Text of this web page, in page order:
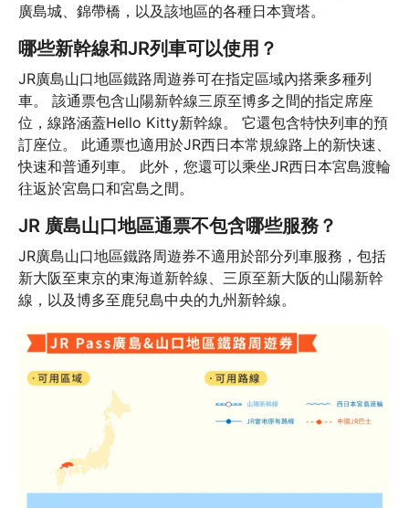
廣島城、錦帶橋，以及該地區的各種日本寶塔。
哪些新幹線和JR列車可以使用？
JR廣島山口地區鐵路周遊券可在指定區域內搭乘多種列
車。 該通票包含山陽新幹線三原至博多之間的指定席座
位，線路涵蓋Hello Kitty新幹線。 它還包含特快列車的預
訂座位。 此通票也適用於JR西日本常規線路上的新快速、
快速和普通列車。 此外，您還可以乘坐JR西日本宮島渡輪
往返於宮島口和宮島之間。
JR 廣島山口地區通票不包含哪些服務？
JR廣島山口地區鐵路周遊券不適用於部分列車服務，包括
新大阪至東京的東海道新幹線、三原至新大阪的山陽新幹
線，以及博多至鹿兒島中央的九州新幹線。